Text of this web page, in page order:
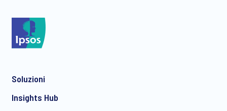
Soluzioni
Insights Hub